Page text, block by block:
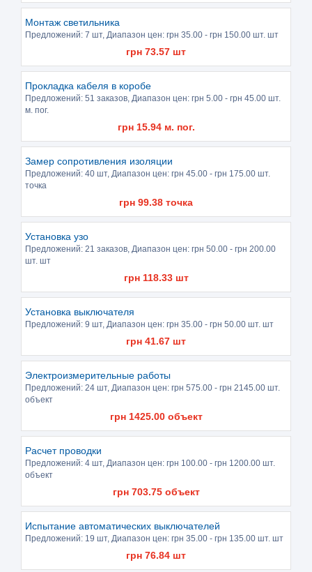
Монтаж светильника
Предложений: 7 шт, Диапазон цен: грн 35.00 - грн 150.00 шт. шт
грн 73.57 шт
Прокладка кабеля в коробе
Предложений: 51 заказов , Диапазон цен: грн 5.00 - грн 45.00 шт.
м. пог.
грн 15.94м. пог.
Замер сопротивления изоляции
Предложений: 40 шт, Диапазон цен: грн 45.00 - грн 175.00 шт.
точка
грн 99.38 точка
Установка узо
Предложений: 21 заказов , Диапазон цен: грн 50.00 - грн 200.00
шт. шт
грн 118.33шт
Установка выключателя
Предложений: 9 шт, Диапазон цен: грн 35.00 - грн 50.00 шт. шт
грн 41.67 шт
Электроизмерительные работы
Предложений: 24 шт, Диапазон цен: грн 575.00 - грн 2145.00 шт.
объект
грн 1425.00объект
Расчет проводки
Предложений: 4 шт, Диапазон цен: грн 100.00 - грн 1200.00 шт.
объект
грн 703.75объект
Испытание автоматических выключателей
Предложений: 19 шт, Диапазон цен: грн 35.00 - грн 135.00 шт. шт
грн 76.84 шт